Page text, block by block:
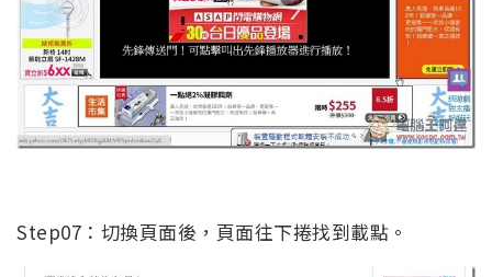
Step07：切換頁面後，頁面往下捲找到載點。